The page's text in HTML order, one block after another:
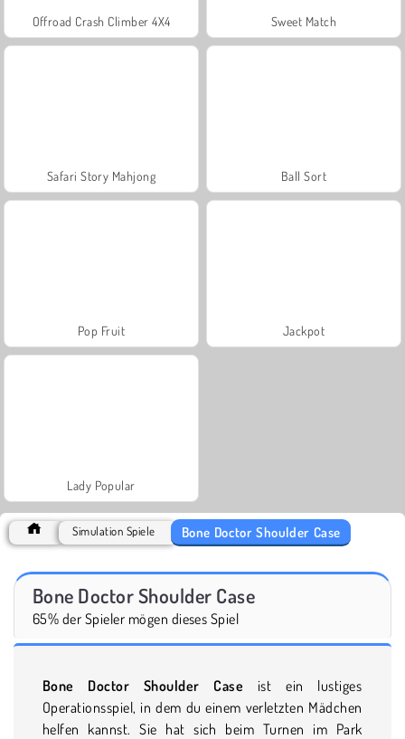
Offroad Crash Climber 4X4 Sweet Match
Safari Story Mahjong Ball Sort
Pop Fruit Jackpot
Lady Popular
Simulation Spiele Bone Doctor Shoulder Case
Bone Doctor Shoulder Case
65% der Spieler mögen dieses Spiel
Bone Doctor Shoulder Case ist ein lustiges
Operationsspiel, in dem du einem verletzten Mädchen
helfen kannst. Sie hat sich beim Turnen im Park